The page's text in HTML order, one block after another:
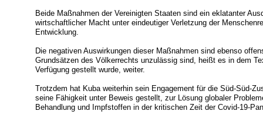
Beide Maßnahmen der Vereinigten Staaten sind ein eklatanter
wirtschaftlicher Macht unter eindeutiger Verletzung der
Entwicklung.
Die negativen Auswirkungen dieser Maßnahmen sind ebenso
Grundsätzen des Völkerrechts unzulässig sind, heißt es in dem
Verfügung gestellt wurde, weiter.
Trotzdem hat Kuba weiterhin sein Engagement für die Süd-Süd-
seine Fähigkeit unter Beweis gestellt, zur Lösung globaler
Behandlung und Impfstoffen in der kritischen Zeit der Covid-19-